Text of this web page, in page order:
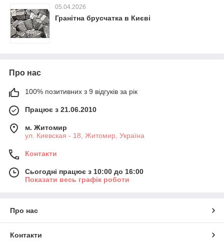
05.04.2026
Гранітна брусчатка в Києві
Про нас
100% позитивних з 9 відгуків за рік
Працює з 21.06.2010
м. Житомир
ул. Киевская - 18, Житомир, Україна
Контакти
Сьогодні працює з 10:00 до 16:00
Показати весь графік роботи
Про нас
Контакти